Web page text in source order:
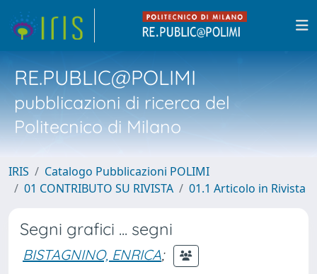
RE.PUBLIC@POLIMI
pubblicazioni di ricerca del
Politecnico di Milano
IRIS
Catalogo Pubblicazioni POLIMI
01 CONTRIBUTO SU RIVISTA
01.1 Articolo in Rivista
Segni grafici ... segni
BISTAGNINO, ENRICA;